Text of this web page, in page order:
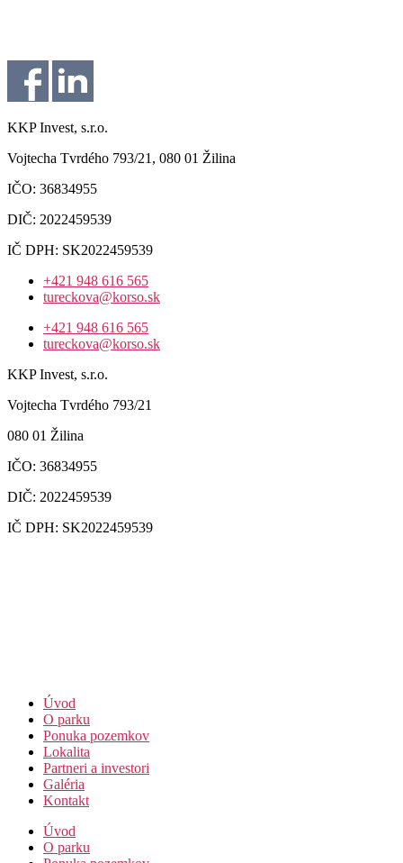
KKP Invest, s.r.o.
Vojtecha Tvrdého 793/21, 080 01 Žilina
IČO: 36834955
DIČ: 2022459539
IČ DPH: SK2022459539
+421 948 616 565
tureckova@korso.sk
+421 948 616 565
tureckova@korso.sk
KKP Invest, s.r.o.
Vojtecha Tvrdého 793/21
080 01 Žilina
IČO: 36834955
DIČ: 2022459539
IČ DPH: SK2022459539
Úvod
O parku
Ponuka pozemkov
Lokalita
Partneri a investori
Galéria
Kontakt
Úvod
O parku